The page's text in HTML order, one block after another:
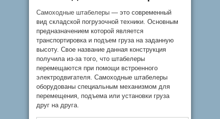
Самоходные штабелеры — это современный
вид складской погрузочной техники. Основным
предназначением которой является
транспортировка и подъем груза на заданную
высоту. Свое название данная конструкция
получила из-за того, что штабелеры
перемещаются при помощи встроенного
электродвигателя. Самоходные штабелеры
оборудованы специальным механизмом для
перемещения, подъема или установки груза
друг на друга.